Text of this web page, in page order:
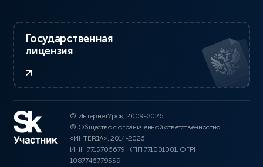
Государственная
лицензия
© ИнтернетУрок, 2009-2026
© Общество с ограниченной ответственностью
«ИНТЕРДА», 2014-2026
ИНН 7715706679, КПП 771001001, ОГРН
1087746779559